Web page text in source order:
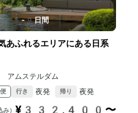
5-9日間
あふれるエリアにある日系
ムステルダム
行き 夜発 帰り 夜発
） ¥332,400〜